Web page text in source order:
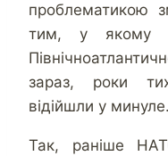
проблематикою
тим, у якому
зараз, роки
відійшли у минуле.
Так, раніше